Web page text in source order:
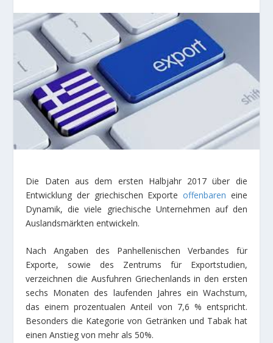
Die Daten aus dem ersten Halbjahr 2017 über die
Entwicklung der griechischen Exporte offenbaren eine
Dynamik, die viele griechische Unternehmen auf den
Auslandsmärkten entwickeln.
Nach Angaben des Panhellenischen Verbandes für
Exporte, sowie des Zentrums für Exportstudien,
verzeichnen die Ausfuhren Griechenlands in den ersten
sechs Monaten des laufenden Jahres ein Wachstum,
das einem prozentualen Anteil von 7,6 % entspricht.
Besonders die Kategorie von Getränken und Tabak hat
einen Anstieg von mehr als 50%.